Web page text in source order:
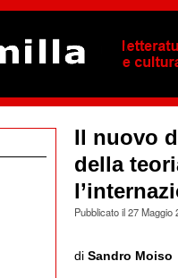
Il nuovo
della
Pubblicato il27 Maggio
di Sandro Moiso